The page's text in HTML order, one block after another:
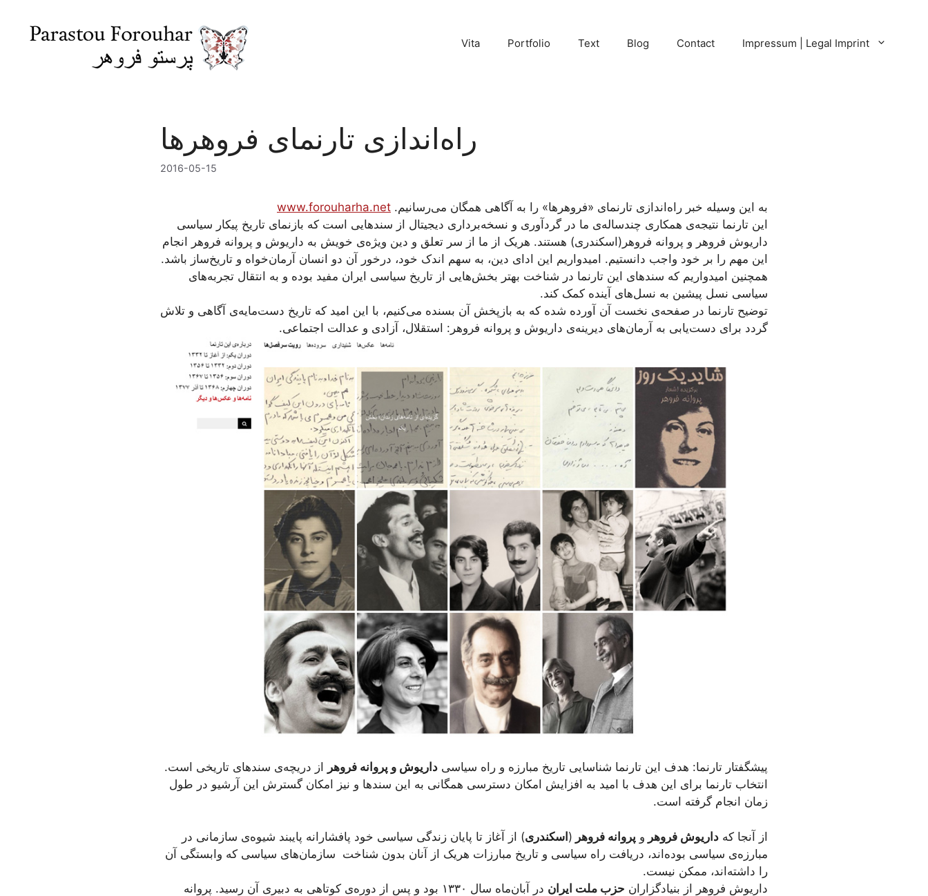
Vita Portfolio Text Blog Contact Impressum | Legal Imprint
راه‌اندازی تارنمای فروهرها
2016-05-15
به این وسیله خبر راه‌اندازی تارنمای «فروهرها» را به آگاهی همگان می‌رسانیم. www.forouharha.net
این تارنما نتیجه‌ی همکاری چندساله‌ی ما در گردآوری و نسخه‌برداری دیجیتال از سندهایی است که بازنمای تاریخ پیکار سیاسی
داریوش فروهر و پروانه فروهر(اسکندری) هستند. هریک از ما از سر تعلق و دین ویژه‌ی خویش به داریوش و پروانه فروهر انجام
این مهم را بر خود واجب دانستیم. امیدواریم این ادای دین، به سهم اندک خود، درخور آن دو انسان آرمان‌خواه و تاریخ‌ساز باشد.
همچنین امیدواریم که سندهای این تارنما در شناخت بهتر بخش‌هایی از تاریخ سیاسی ایران مفید بوده و به انتقال تجربه‌های
سیاسی نسل پیشین به نسل‌های آینده کمک کند.
توضیح تارنما در صفحه‌ی نخست آن آورده شده که به بازپخش آن بسنده می‌کنیم، با این امید که تاریخ دست‌مایه‌ی آگاهی و تلاش
گردد برای دست‌یابی به آرمان‌های دیرینه‌ی داریوش و پروانه فروهر: استقلال، آزادی و عدالت اجتماعی.
پیشگفتار تارنما: هدف این تارنما شناسایی تاریخ مبارزه‌ و راه سیاسی داریوش و پروانه فروهر
از دریچه‌ی سندهای تاریخی است.
انتخاب تارنما برای این هدف با امید به افزایش امکان دسترسی همگانی به این سندها و نیز امکان گسترش این آرشیو در طول
زمان انجام گرفته است.
از آنجا که داریوش فروهر و پروانه فروهر (اسکندری) از آغاز تا پایان زندگی سیاسی خود پافشارانه پایبند شیوه‌ی سازمانی در
مبارزه‌ی سیاسی بوده‌اند، دریافت راه سیاسی و تاریخ مبارزات هریک از آنان بدون شناخت سازمان‌های سیاسی‌ که وابستگی آن
را داشته‌اند، ممکن نیست.
داریوش فروهر از بنیادگزاران حزب ملت ایران
در آبان‌ماه سال ۱۳۳۰ بود و پس از دوره‌ی کوتاهی به دبیری آن رسید. پروانه